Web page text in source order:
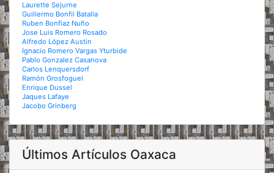
Laurette Sejurne
Guillermo Bonfil Batalla
Ruben Bonfiaz Nuño
Jose Luis Romero Rosado
Alfredo López Austin
Ignacio Romero Vargas Yturbide
Pablo Gonzalez Casanova
Carlos Lenquersdorf
Ramón Grosfoguel
Enrique Dussel
Jaques Lafaye
Jacobo Grinberg
Últimos Artículos Oaxaca